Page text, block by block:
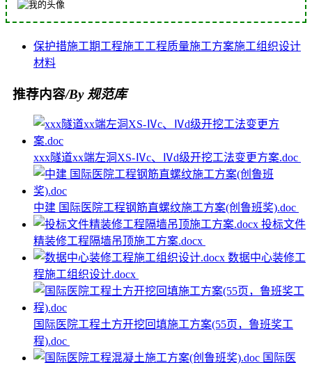
保护措施工期工程施工工程质量施工方案施工组织设计
材料
推荐内容/By 规范库
xxx隧道xx端左洞XS-Ⅳc、Ⅳd级开挖工法变更方案.doc
中建 国际医院工程钢筋直螺纹施工方案(创鲁班奖).doc
投标文件
精装修工程隔墙吊顶施工方案.docx
数据中心装修工
程施工组织设计.docx
国际医院工程土方开挖回填施工方案(55页，鲁班奖工
程).doc
国际医